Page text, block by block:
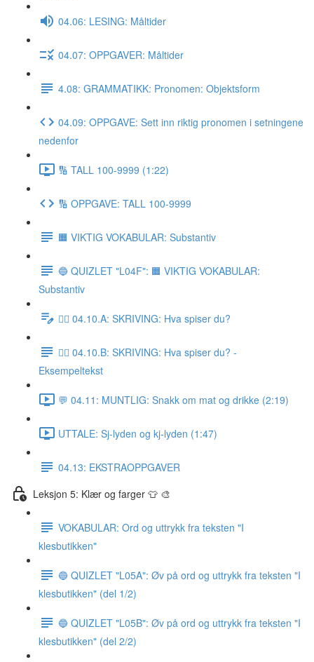
04.06: LESING: Måltider
04.07: OPPGAVER: Måltider
4.08: GRAMMATIKK: Pronomen: Objektsform
04.09: OPPGAVE: Sett inn riktig pronomen i setningene
nedenfor
🔢 TALL 100-9999 (1:22)
🔢 OPPGAVE: TALL 100-9999
🟧 VIKTIG VOKABULAR: Substantiv
🔵 QUIZLET "L04F": 🟧 VIKTIG VOKABULAR:
Substantiv
✍🏼 04.10.A: SKRIVING: Hva spiser du?
✍🏼 04.10.B: SKRIVING: Hva spiser du? -
Eksempeltekst
💬 04.11: MUNTLIG: Snakk om mat og drikke (2:19)
UTTALE: Sj-lyden og kj-lyden (1:47)
04.13: EKSTRAOPPGAVER
Leksjon 5: Klær og farger 👕 🎨
VOKABULAR: Ord og uttrykk fra teksten "I
klesbutikken"
🔵 QUIZLET "L05A": Øv på ord og uttrykk fra teksten "I
klesbutikken" (del 1/2)
🔵 QUIZLET "L05B": Øv på ord og uttrykk fra teksten "I
klesbutikken" (del 2/2)